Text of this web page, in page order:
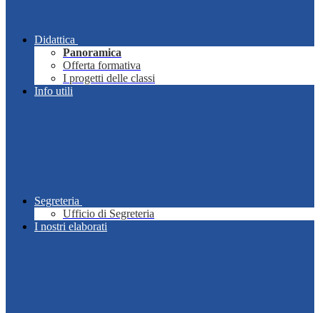
Didattica
Panoramica
Offerta formativa
I progetti delle classi
Info utili
Segreteria
Ufficio di Segreteria
I nostri elaborati